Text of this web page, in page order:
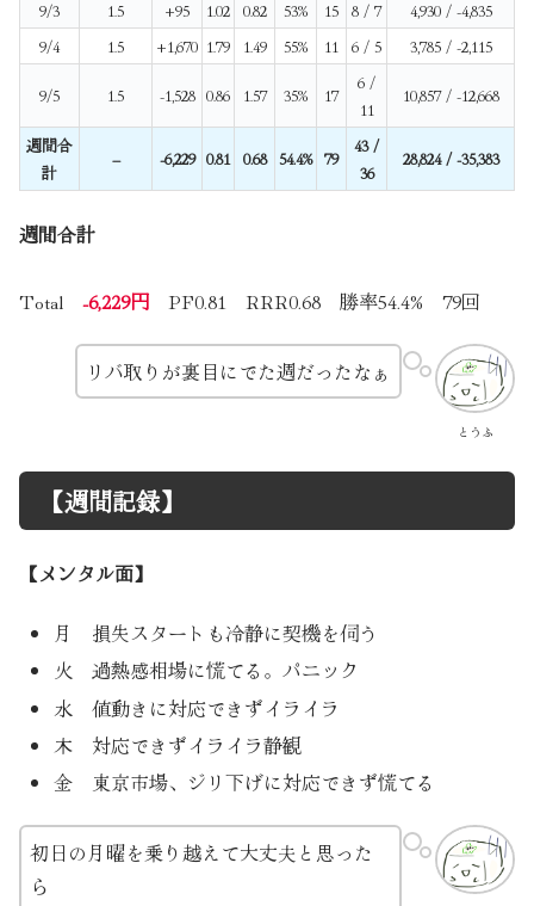
9/3 1.5 +95 1.02 0.82 53% 15 8 / 7
4,930 / -4,835
9/4
1.5 +1,670 1.79 1.49 55% 11 6 / 5 3,785 / -2,115
9/5 1.5 -1,528 0.86 1.57 35% 17
6 /
11
10,857 / -12,668
週間合
計
– -6,229 0.81 0.68 54.4% 79
43 /
36
28,824 / -35,383
週間合計
Total -6,229円 PF0.81 RRR0.68 勝率54.4% 79回
とうふ
リバ取りが裏目にでた週だったなぁ
【週間記録】
【メンタル面】
月 損失スタートも冷静に契機を伺う
火 過熱感相場に慌てる。パニック
水 値動きに対応できずイライラ
木 対応できずイライラ静観
金 東京市場、ジリ下げに対応できず慌てる
初日の月曜を乗り越えて大丈夫と思った
ら